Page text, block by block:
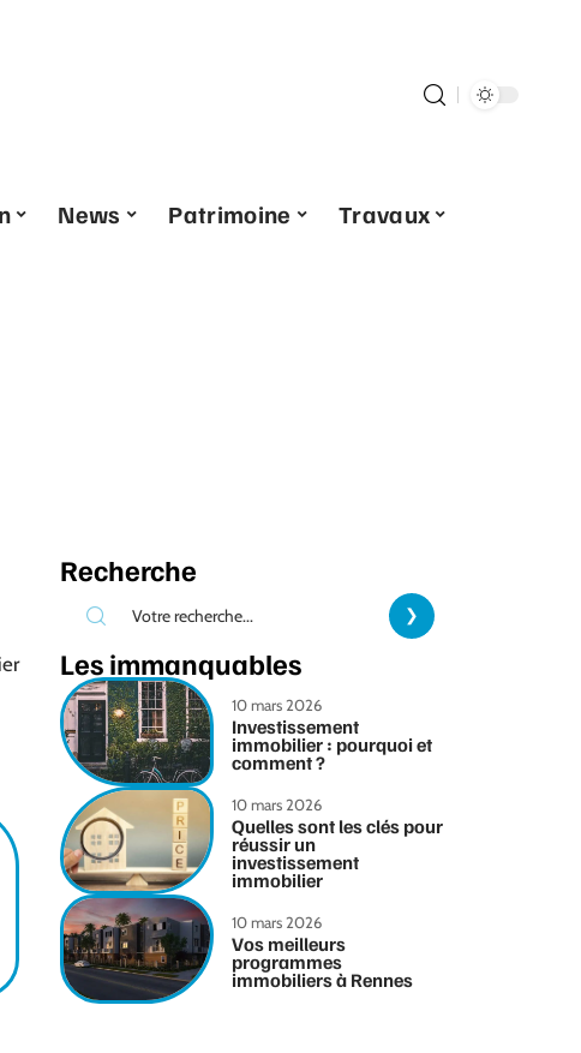
News Patrimoine Travaux
Recherche
Les immanquables
10 mars 2026
Investissement
immobilier : pourquoi et
comment ?
10 mars 2026
Quelles sont les clés pour
réussir un
investissement
immobilier
10 mars 2026
Vos meilleurs
programmes
immobiliers à Rennes